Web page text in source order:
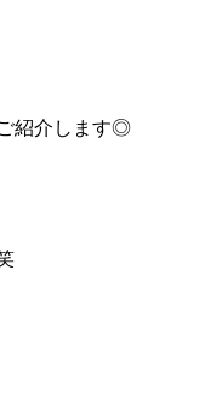
紹介します◎